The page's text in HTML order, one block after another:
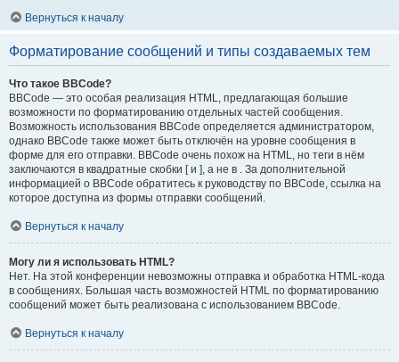
Вернуться к началу
Форматирование сообщений и типы создаваемых тем
Что такое BBCode?
BBCode — это особая реализация HTML, предлагающая большие
возможности по форматированию отдельных частей сообщения.
Возможность использования BBCode определяется администратором,
однако BBCode также может быть отключён на уровне сообщения в
форме для его отправки. BBCode очень похож на HTML, но теги в нём
заключаются в квадратные скобки [ и ], а не в . За дополнительной
информацией о BBCode обратитесь к руководству по BBCode, ссылка на
которое доступна из формы отправки сообщений.
Вернуться к началу
Могу ли я использовать HTML?
Нет. На этой конференции невозможны отправка и обработка HTML-кода
в сообщениях. Большая часть возможностей HTML по форматированию
сообщений может быть реализована с использованием BBCode.
Вернуться к началу